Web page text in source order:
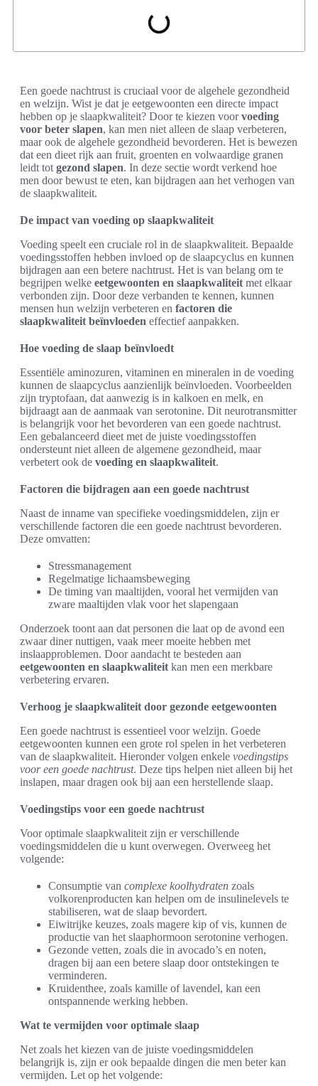
Een goede nachtrust is cruciaal voor de algehele gezondheid
en welzijn. Wist je dat je eetgewoonten een directe impact
hebben op je slaapkwaliteit? Door te kiezen voorvoeding
voor beter slapen, kan men niet alleen de slaap verbeteren,
maar ook de algehele gezondheid bevorderen. Het is bewezen
dat een dieet rijk aan fruit, groenten en volwaardige granen
leidt tot gezond slapen. In deze sectie wordt verkend hoe
men door bewust te eten, kan bijdragen aan het verhogen van
de slaapkwaliteit.
De impact van voeding op slaapkwaliteit
Voeding speelt een cruciale rol in de slaapkwaliteit. Bepaalde
voedingsstoffen hebben invloed op de slaapcyclus en kunnen
bijdragen aan een betere nachtrust. Het is van belang om te
begrijpen welke eetgewoonten en slaapkwaliteit met elkaar
verbonden zijn. Door deze verbanden te kennen, kunnen
mensen hun welzijn verbeteren en factoren die
slaapkwaliteit beïnvloeden effectief aanpakken.
Hoe voeding de slaap beïnvloedt
Essentiële aminozuren, vitaminen en mineralen in de voeding
kunnen de slaapcyclus aanzienlijk beïnvloeden. Voorbeelden
zijn tryptofaan, dat aanwezig is in kalkoen en melk, en
bijdraagt aan de aanmaak van serotonine. Dit neurotransmitter
is belangrijk voor het bevorderen van een goede nachtrust.
Een gebalanceerd dieet met de juiste voedingsstoffen
ondersteunt niet alleen de algemene gezondheid, maar
verbetert ook de voeding en slaapkwaliteit.
Factoren die bijdragen aan een goede nachtrust
Naast de inname van specifieke voedingsmiddelen, zijn er
verschillende factoren die een goede nachtrust bevorderen.
Deze omvatten:
Stressmanagement
Regelmatige lichaamsbeweging
De timing van maaltijden, vooral het vermijden van
zware maaltijden vlak voor het slapengaan
Onderzoek toont aan dat personen die laat op de avond een
zwaar diner nuttigen, vaak meer moeite hebben met
inslaapproblemen. Door aandacht te besteden aan
eetgewoonten en slaapkwaliteit kan men een merkbare
verbetering ervaren.
Verhoog je slaapkwaliteit door gezonde eetgewoonten
Een goede nachtrust is essentieel voor welzijn. Goede
eetgewoonten kunnen een grote rol spelen in het verbeteren
van de slaapkwaliteit. Hieronder volgen enkele voedingstips
voor een goede nachtrust. Deze tips helpen niet alleen bij het
inslapen, maar dragen ook bij aan een herstellende slaap.
Voedingstips voor een goede nachtrust
Voor optimale slaapkwaliteit zijn er verschillende
voedingsmiddelen die u kunt overwegen. Overweeg het
volgende:
Consumptie van complexe koolhydraten zoals
volkorenproducten kan helpen om de insulinelevels te
stabiliseren, wat de slaap bevordert.
Eiwitrijke keuzes, zoals magere kip of vis, kunnen de
productie van het slaaphormoon serotonine verhogen.
Gezonde vetten, zoals die in avocado’s en noten,
dragen bij aan een betere slaap door ontstekingen te
verminderen.
Kruidenthee, zoals kamille of lavendel, kan een
ontspannende werking hebben.
Wat te vermijden voor optimale slaap
Net zoals het kiezen van de juiste voedingsmiddelen
belangrijk is, zijn er ook bepaalde dingen die men beter kan
vermijden. Let op het volgende: